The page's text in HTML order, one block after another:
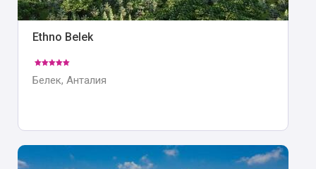
Ethno Belek
Белек, Анталия